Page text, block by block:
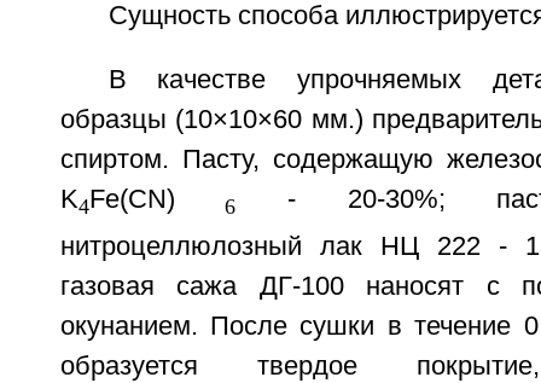
Сущность способа
В качестве упрочняемых
образцы (10×10×60 мм.)
спиртом. Пасту, содержащую
K4Fe(CN) 6
- 20-30%;
нитроцеллюлозный лак НЦ 222 -
газовая сажа ДГ-100 наносят с
окунанием. После сушки в течение
образуется твердое